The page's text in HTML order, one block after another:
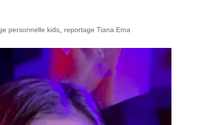
personnelle kids reportage Tiana Ema